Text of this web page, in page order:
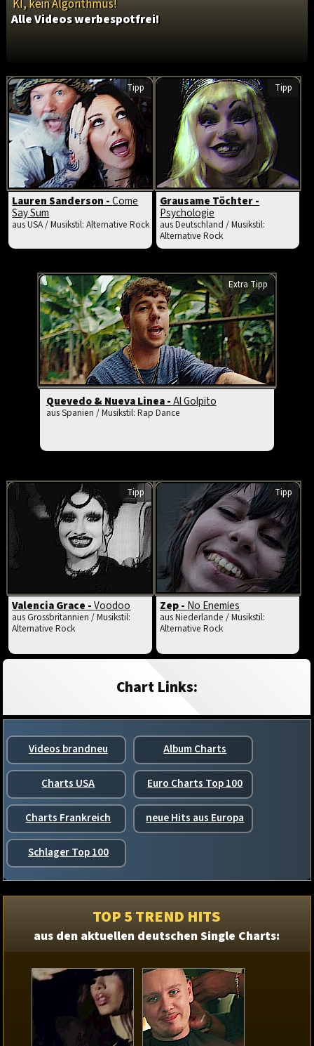
KI, kein Algorithmus!
Alle Videos werbespotfrei!
Tipp
Lauren Sanderson -Come
Say Sum
aus USA / Musikstil: Alternative Rock
Tipp
Grausame Töchter -
Psychologie
aus Deutschland / Musikstil:
Alternative Rock
Extra Tipp
Quevedo & Nueva Linea -Al Golpito
aus Spanien / Musikstil: Rap Dance
Tipp
Valencia Grace -Voodoo
aus Grossbritannien / Musikstil:
Alternative Rock
Tipp
Zep -No Enemies
aus Niederlande / Musikstil:
Alternative Rock
Chart Links:
Videos brandneu Album Charts
Charts USA Euro Charts Top 100
Charts Frankreich neue Hits aus Europa
Schlager Top 100
TOP 5 TREND HITS
aus den aktuellen deutschen Single Charts: